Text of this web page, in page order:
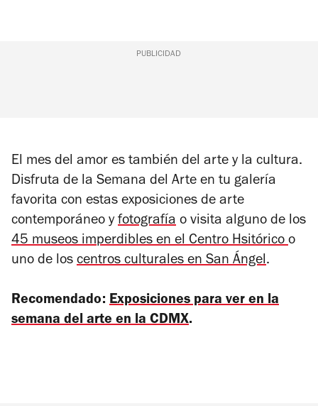
PUBLICIDAD
El mes del amor es también del arte y la cultura.
Disfruta de la Semana del Arte en tu galería
favorita con estas exposiciones de arte
contemporáneo y fotografía o visita alguno de los
45 museos imperdibles en el Centro Hsitóricoo
uno de los centros culturales en San Ángel.
Recomendado: Exposiciones para ver en la
semana del arte en la CDMX.